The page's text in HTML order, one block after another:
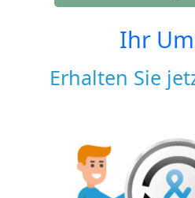
Ihr
Erhalten Sie